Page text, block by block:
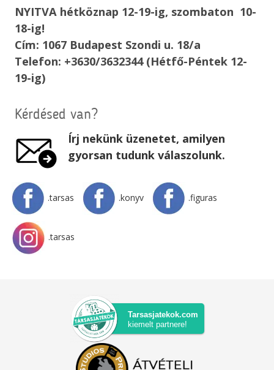
NYITVA hétköznap 12-19-ig, szombaton 10-
18-ig!
Cím: 1067 Budapest Szondi u. 18/a
Telefon: +3630/3632344 (Hétfő-Péntek 12-
19-ig)
Kérdésed van?
Írj nekünk üzenetet, amilyen
gyorsan tudunk válaszolunk.
.tarsas .konyv .figuras
.tarsas
Tarsasjatekok.com
kiemelt partnere!